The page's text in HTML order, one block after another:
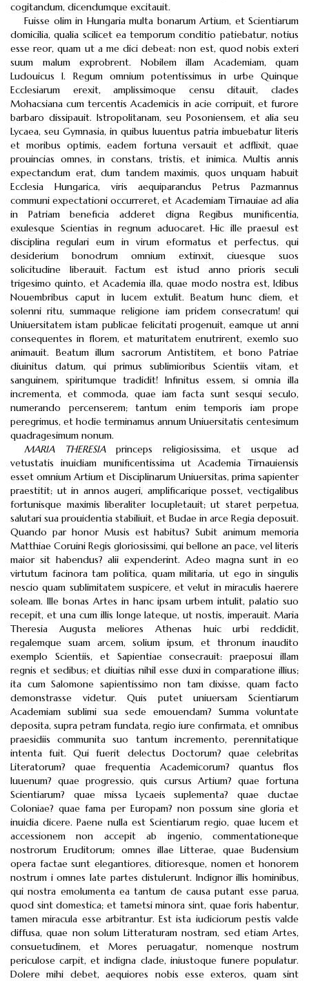
cogitandum, dicendumque excitauit.
Fuisse olim in Hungaria multa bonarum Artium, et Scientiarum
domicilia, qualia scilicet ea temporum conditio patiebatur, notius
esse reor, quam ut a me dici debeat: non est, quod nobis exteri
suum malum exprobrent. Nobilem illam Academiam, quam
Ludouicus I. Regum omnium potentissimus in urbe Quinque
Ecclesiarum erexit, amplissimoque censu ditauit, clades
Mohacsiana cum tercentis Academicis in acie corripuit, et furore
barbaro dissipauit. Istropolitanam, seu Posoniensem, et alia seu
Lycaea, seu Gymnasia, in quibus Iuuentus patria imbuebatur literis
et moribus optimis, eadem fortuna versauit et adflixit, quae
prouincias omnes, in constans, tristis, et inimica. Multis annis
expectandum erat, dum tandem maximis, quos unquam habuit
Ecclesia Hungarica, viris aequiparandus Petrus Pazmannus
communi expectationi occurreret, et Academiam Tirnauiae ad alia
in Patriam beneficia adderet digna Regibus munificentia,
exulesque Scientias in regnum aduocaret. Hic ille praesul est
disciplina regulari eum in virum eformatus et perfectus, qui
desiderium bonodrum omnium extinxit, ciuesque suos
solicitudine liberauit. Factum est istud anno prioris seculi
trigesimo quinto, et Academia illa, quae modo nostra est, Idibus
Nouembribus caput in lucem extulit. Beatum hunc diem, et
solenni ritu, summaque religione iam pridem consecratum! qui
Uniuersitatem istam publicae felicitati progenuit, eamque ut anni
consequentes in florem, et maturitatem enutrirent, exemlo suo
animauit. Beatum illum sacrorum Antistitem, et bono Patriae
diuinitus datum, qui primus sublimioribus Scientiis vitam, et
sanguinem, spiritumque tradidit! Infinitus essem, si omnia illa
incrementa, et commoda, quae iam facta sunt sesqui seculo,
numerando percenserem; tantum enim temporis iam prope
peregrimus, et hodie terminamus annum Uniuersitatis centesimum
quadragesimum nonum.
MARIA THERESIAprinceps religiosissima, et usque ad
vetustatis inuidiam munificentissima ut Academia Tirnauiensis
esset omnium Artium et Disciplinarum Uniuersitas, prima sapienter
praestitit; ut in annos augeri, amplificarique posset, vectigalibus
fortunisque maximis liberaliter locupletauit; ut staret perpetua,
salutari sua prouidentia stabiliuit, et Budae in arce Regia deposuit.
Quando par honor Musis est habitus? Subit animum memoria
Matthiae Coruini Regis gloriosissimi, qui bellone an pace, vel literis
maior sit habendus? alii expenderint. Adeo magna sunt in eo
virtutum facinora tam politica, quam militaria, ut ego in singulis
nescio quam sublimitatem suspicere, et velut in miraculis haerere
soleam. Ille bonas Artes in hanc ipsam urbem intulit, palatio suo
recepit, et una cum illis longe lateque, ut nostis, imperauit. Maria
Theresia Augusta meliores Athenas huic urbi reddidit,
regalemque suam arcem, solium ipsum, et thronum inaudito
exemplo Scientiis, et Sapientiae consecrauit: praeposui illam
regnis et sedibus; et diuitias nihil esse duxi in comparatione illius;
ita cum Salomone sapientissimo non tam dixisse, quam facto
demonstrasse videtur. Quis putet uniuersam Scientiarum
Academiam sublimi sua sede emouendam? Summa voluntate
deposita, supra petram fundata, regio iure confirmata, et omnibus
praesidiis communita suo tantum incremento, perennitatique
intenta fuit. Qui fuerit delectus Doctorum? quae celebritas
Literatorum? quae frequentia Academicorum? quantus flos
Iuuenum? quae progressio, quis cursus Artium? quae fortuna
Scientiarum? quae missa Lycaeis suplementa? quae ductae
Coloniae? quae fama per Europam? non possum sine gloria et
inuidia dicere. Paene nulla est Scientiarum regio, quae lucem et
accessionem non accepit ab ingenio, commentationeque
nostrorum Eruditorum; omnes illae Litterae, quae Budensium
opera factae sunt elegantiores, ditioresque, nomen et honorem
nostrum i omnes late partes distulerunt. Indignor illis hominibus,
qui nostra emolumenta ea tantum de causa putant esse parua,
quod sint domestica; et tametsi minora sint, quae foris habentur,
tamen miracula esse arbitrantur. Est ista iudiciorum pestis valde
diffusa, quae non solum Litteraturam nostram, sed etiam Artes,
consuetudinem, et Mores peruagatur, nomenque nostrum
periculose carpit, et indigna clade, iniustoque funere populatur.
Dolere mihi debet, aequiores nobis esse exteros, quam sint